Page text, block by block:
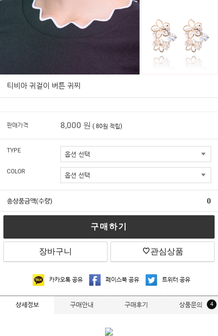
티비아 귀걸이 버튼 귀찌
판매가격 8,000 원 ( 80원 적립)
TYPE
COLOR
총상품금액(수량) 0
구매하기
장바구니 관심상품
카카오톡 공유 페이스북 공유 트위터 공유
상세정보 구매안내 구매후기 4
상품문의